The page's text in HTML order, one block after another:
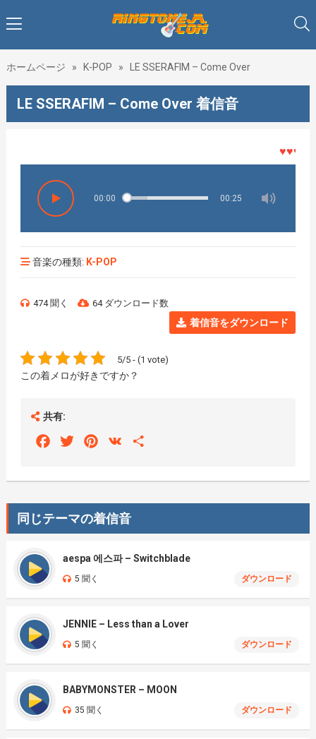
ホームページ » K-POP » LE SSERAFIM – Come Over
LE SSERAFIM – Come Over 着信音
♥♥♥着メ
00:00 00:25
音楽の種類: K-POP
474 聞く 64 ダウンロード数
着信音をダウンロード
5/5 - (1 vote)
この着メロが好きですか？
共有:
FacebookTwitterPinterest
VK
同じテーマの着信音
aespa 에스파 – Switchblade
5 聞く ダウンロード
JENNIE – Less than a Lover
5 聞く ダウンロード
BABYMONSTER – MOON
35 聞く ダウンロード